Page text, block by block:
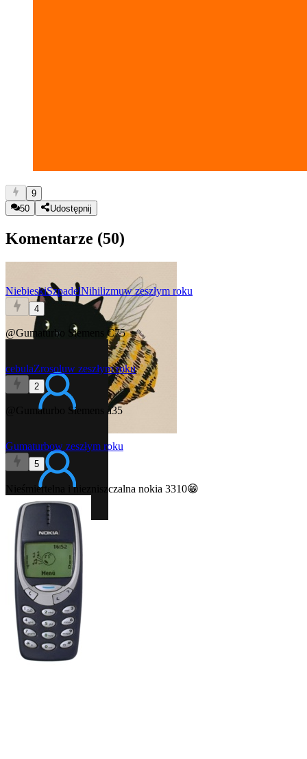
9
50
Udostępnij
Komentarze (50)
NiebieskiSzpadelNihilizmuw zeszłym roku
4
@Gumaturbo Siemens C75
cebulaZrosoluw zeszłym roku
2
@Gumaturbo Siemens a35
Gumaturbow zeszłym roku
5
Nieśmiertelna i niezniszczalna nokia 3310😁